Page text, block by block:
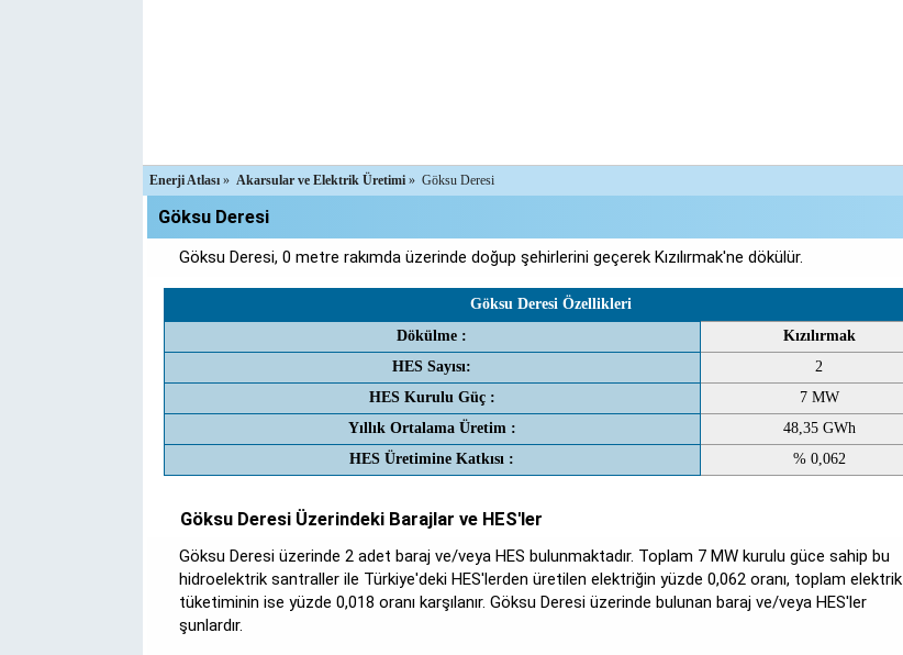
Enerji Atlası » Akarsular ve Elektrik Üretimi » Göksu Deresi
Göksu Deresi
Göksu Deresi, 0 metre rakımda üzerinde doğup şehirlerini geçerek Kızılırmak'ne dökülür.
Göksu Deresi Özellikleri
Dökülme :
Kızılırmak
HES Sayısı:
2
HES Kurulu Güç :
7 MW
Yıllık Ortalama Üretim :
48,35 GWh
HES Üretimine Katkısı :
% 0,062
Göksu Deresi Üzerindeki Barajlar ve HES'ler
Göksu Deresi üzerinde 2 adet baraj ve/veya HES bulunmaktadır. Toplam 7 MW kurulu güce sahip bu
hidroelektrik santraller ile Türkiye'deki HES'lerden üretilen elektriğin yüzde 0,062 oranı, toplam elektrik
tüketiminin ise yüzde 0,018 oranı karşılanır. Göksu Deresi üzerinde bulunan baraj ve/veya HES'ler
şunlardır.